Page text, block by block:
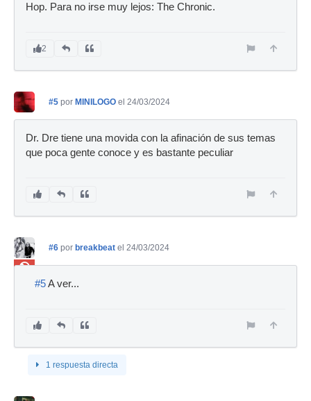
Hop. Para no irse muy lejos: The Chronic.
2
#5 por MINILOGO el 24/03/2024
Dr. Dre tiene una movida con la afinación de sus temas
que poca gente conoce y es bastante peculiar
Ban
#6 por breakbeat el 24/03/2024
#5A ver...
1 respuesta directa